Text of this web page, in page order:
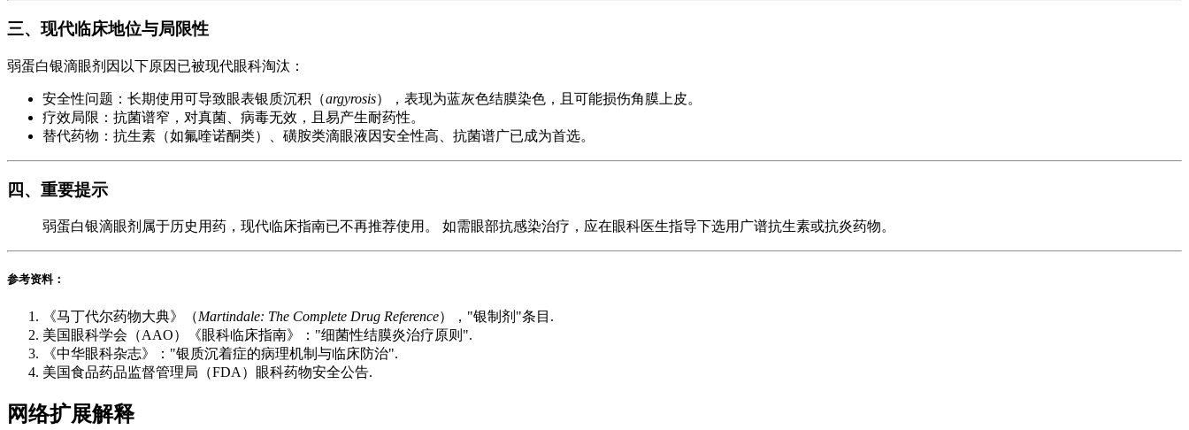
三、现代临床地位与局限性
弱蛋白银滴眼剂因以下原因已被现代眼科淘汰：
安全性问题：长期使用可导致眼表银质沉积（argyrosis），表现为蓝灰色结膜染色，且可能损伤角膜上皮。
疗效局限：抗菌谱窄，对真菌、病毒无效，且易产生耐药性。
替代药物：抗生素（如氟喹诺酮类）、磺胺类滴眼液因安全性高、抗菌谱广已成为首选。
四、重要提示
弱蛋白银滴眼剂属于历史用药，现代临床指南已不再推荐使用。 如需眼部抗感染治疗，应在眼科医生指导下选用广谱抗生素或抗炎药物。
参考资料：
《马丁代尔药物大典》（Martindale: The Complete Drug Reference），"银制剂"条目.
美国眼科学会（AAO）《眼科临床指南》："细菌性结膜炎治疗原则".
《中华眼科杂志》："银质沉着症的病理机制与临床防治".
美国食品药品监督管理局（FDA）眼科药物安全公告.
网络扩展解释